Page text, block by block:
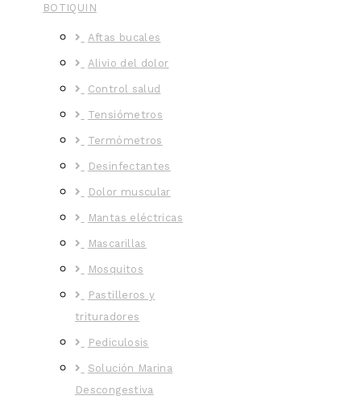
BOTIQUIN
Aftas bucales
Alivio del dolor
Control salud
Tensiómetros
Termómetros
Desinfectantes
Dolor muscular
Mantas eléctricas
Mascarillas
Mosquitos
Pastilleros y
trituradores
Pediculosis
Solución Marina
Descongestiva